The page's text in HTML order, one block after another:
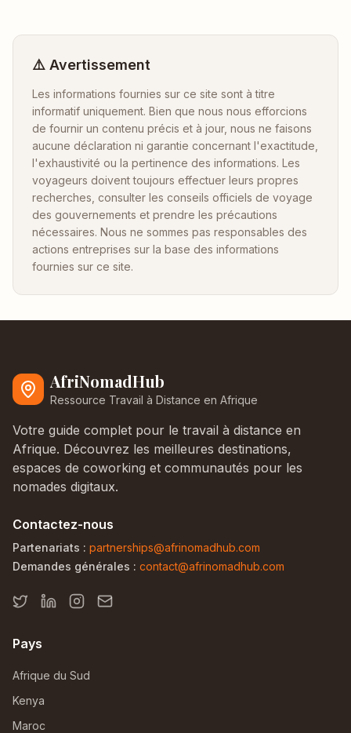
⚠️ Avertissement
Les informations fournies sur ce site sont à titre
informatif uniquement. Bien que nous nous efforcions
de fournir un contenu précis et à jour, nous ne faisons
aucune déclaration ni garantie concernant l'exactitude,
l'exhaustivité ou la pertinence des informations. Les
voyageurs doivent toujours effectuer leurs propres
recherches, consulter les conseils officiels de voyage
des gouvernements et prendre les précautions
nécessaires. Nous ne sommes pas responsables des
actions entreprises sur la base des informations
fournies sur ce site.
AfriNomadHub
Ressource Travail à Distance en Afrique
Votre guide complet pour le travail à distance en
Afrique. Découvrez les meilleures destinations,
espaces de coworking et communautés pour les
nomades digitaux.
Contactez-nous
Partenariats : partnerships@afrinomadhub.com
Demandes générales : contact@afrinomadhub.com
Pays
Afrique du Sud
Kenya
Maroc